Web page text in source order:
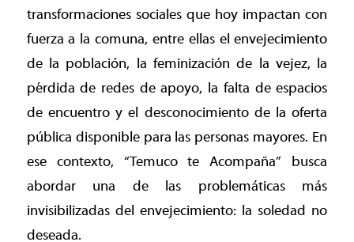
transformaciones sociales que hoy impactan con
fuerza a la comuna, entre ellas el envejecimiento
de la población, la feminización de la vejez, la
pérdida de redes de apoyo, la falta de espacios
de encuentro y el desconocimiento de la oferta
pública disponible para las personas mayores. En
ese contexto, “Temuco te Acompaña” busca
abordar una de las problemáticas más
invisibilizadas del envejecimiento: la soledad no
deseada.